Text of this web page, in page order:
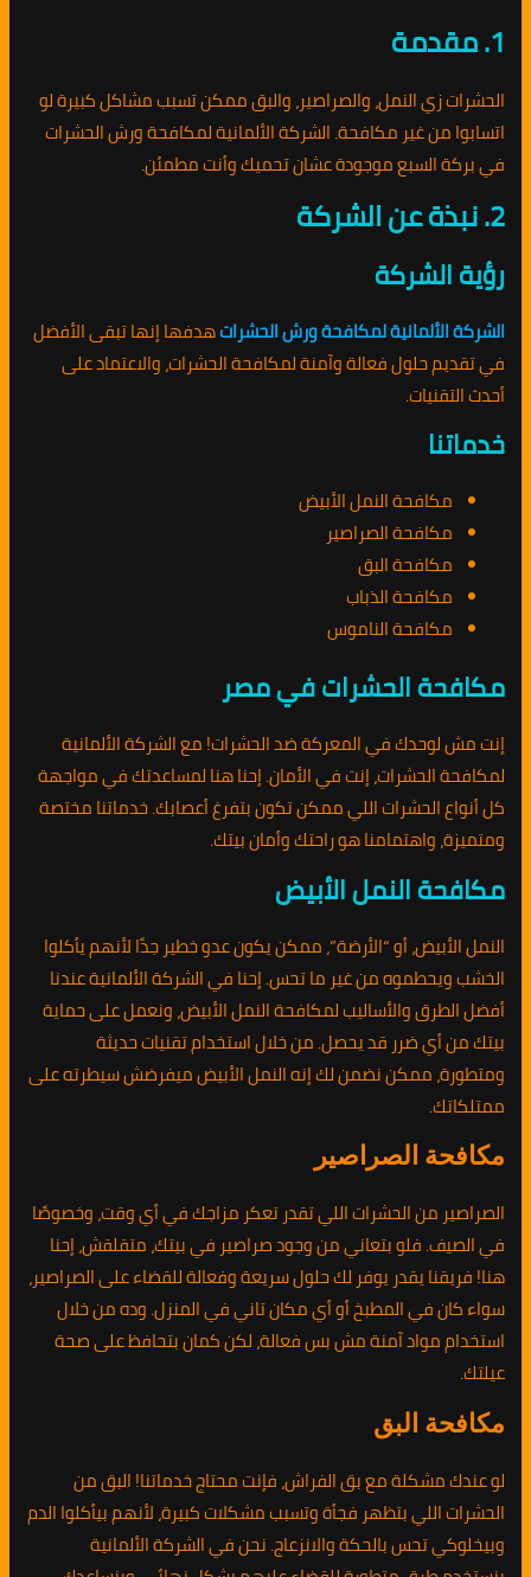
1. مقدمة
الحشرات زي النمل، والصراصير، والبق ممكن تسبب مشاكل كبيرة لو
اتسابوا من غير مكافحة. الشركة الألمانية لمكافحة ورش الحشرات
في بركة السبع موجودة عشان تحميك وأنت مطمئن.
2. نبذة عن الشركة
رؤية الشركة
الشركة الألمانية لمكافحة ورش الحشراتهدفها إنها تبقى الأفضل
في تقديم حلول فعالة وآمنة لمكافحة الحشرات، والاعتماد على
أحدث التقنيات.
خدماتنا
مكافحة النمل الأبيض
مكافحة الصراصير
مكافحة البق
مكافحة الذباب
مكافحة الناموس
مكافحة الحشرات في مصر
إنت مش لوحدك في المعركة ضد الحشرات! مع الشركة الألمانية
لمكافحة الحشرات، إنت في الأمان. إحنا هنا لمساعدتك في مواجهة
كل أنواع الحشرات اللي ممكن تكون بتفرغ أعصابك. خدماتنا مختصة
ومتميزة، واهتمامنا هو راحتك وأمان بيتك.
مكافحة النمل الأبيض
النمل الأبيض، أو “الأرضة”، ممكن يكون عدو خطير جدًا لأنهم يأكلوا
الخشب ويحطموه من غير ما تحس. إحنا في الشركة الألمانية عندنا
أفضل الطرق والأساليب لمكافحة النمل الأبيض، ونعمل على حماية
بيتك من أي ضرر قد يحصل. من خلال استخدام تقنيات حديثة
ومتطورة، ممكن نضمن لك إنه النمل الأبيض ميفرضش سيطرته على
ممتلكاتك.
مكافحة الصراصير
الصراصير من الحشرات اللي تقدر تعكر مزاجك في أي وقت، وخصوصًا
في الصيف. فلو بتعاني من وجود صراصير في بيتك، متقلقش، إحنا
هنا! فريقنا يقدر يوفر لك حلول سريعة وفعالة للقضاء على الصراصير،
سواء كان في المطبخ أو أي مكان تاني في المنزل. وده من خلال
استخدام مواد آمنة مش بس فعالة، لكن كمان بتحافظ على صحة
عيلتك.
مكافحة البق
لو عندك مشكلة مع بق الفراش، فإنت محتاج خدماتنا! البق من
الحشرات اللي بتظهر فجأة وتسبب مشكلات كبيرة، لأنهم بيأكلوا الدم
وبيخلوكي تحس بالحكة والانزعاج. نحن في الشركة الألمانية